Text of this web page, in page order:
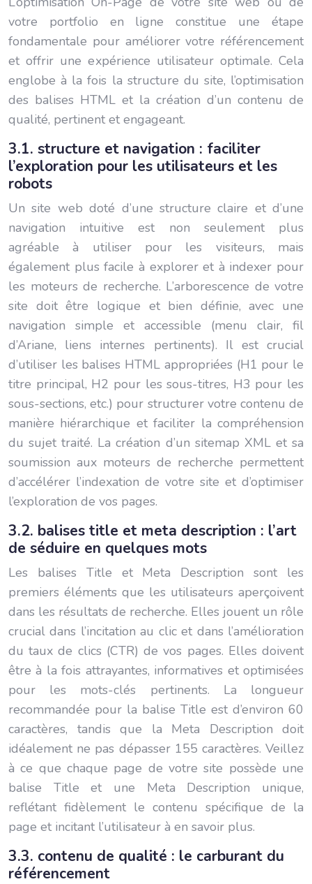
votre portfolio en ligne constitue une étape
fondamentale pour améliorer votre référencement
et offrir une expérience utilisateur optimale. Cela
englobe à la fois la structure du site, l’optimisation
des balises HTML et la création d’un contenu de
qualité, pertinent et engageant.
3.1. structure et navigation : faciliter
l’exploration pour les utilisateurs et les
robots
Un site web doté d’une structure claire et d’une
navigation intuitive est non seulement plus
agréable à utiliser pour les visiteurs, mais
également plus facile à explorer et à indexer pour
les moteurs de recherche. L’arborescence de votre
site doit être logique et bien définie, avec une
navigation simple et accessible (menu clair, fil
d’Ariane, liens internes pertinents). Il est crucial
d’utiliser les balises HTML appropriées (H1 pour le
titre principal, H2 pour les sous-titres, H3 pour les
sous-sections, etc.) pour structurer votre contenu de
manière hiérarchique et faciliter la compréhension
du sujet traité. La création d’un sitemap XML et sa
soumission aux moteurs de recherche permettent
d’accélérer l’indexation de votre site et d’optimiser
l’exploration de vos pages.
3.2. balises title et meta description : l’art
de séduire en quelques mots
Les balises Title et Meta Description sont les
premiers éléments que les utilisateurs aperçoivent
dans les résultats de recherche. Elles jouent un rôle
crucial dans l’incitation au clic et dans l’amélioration
du taux de clics (CTR) de vos pages. Elles doivent
être à la fois attrayantes, informatives et optimisées
pour les mots-clés pertinents. La longueur
recommandée pour la balise Title est d’environ 60
caractères, tandis que la Meta Description doit
idéalement ne pas dépasser 155 caractères. Veillez
à ce que chaque page de votre site possède une
balise Title et une Meta Description unique,
reflétant fidèlement le contenu spécifique de la
page et incitant l’utilisateur à en savoir plus.
3.3. contenu de qualité : le carburant du
référencement